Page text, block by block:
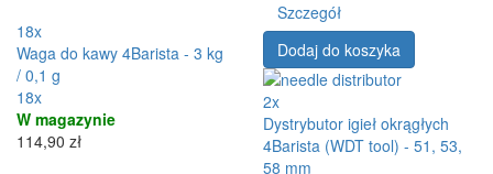
18x
Waga do kawy 4Barista - 3 kg
/ 0,1 g
18x
W magazynie
114,90 zł
Szczegół
Dodaj do koszyka
2x
Dystrybutor igieł okrągłych
4Barista (WDT tool) - 51, 53,
58 mm